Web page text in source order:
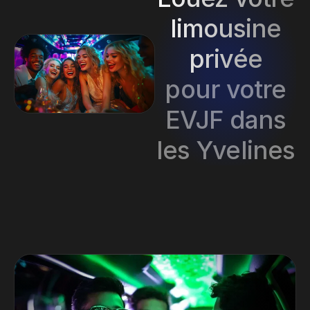
limousine
privée
pour votre
EVJF dans
les Yvelines